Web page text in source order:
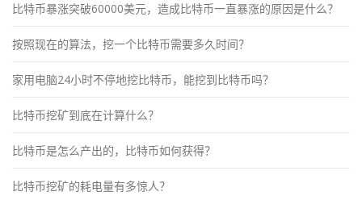
比特币暴涨突破60000美元，造成比特币一直暴涨的原因是什么？
按照现在的算法，挖一个比特币需要多久时间？
家用电脑24小时不停地挖比特币，能挖到比特币吗？
比特币挖矿到底在计算什么？
比特币是怎么产出的，比特币如何获得？
比特币挖矿的耗电量有多惊人？